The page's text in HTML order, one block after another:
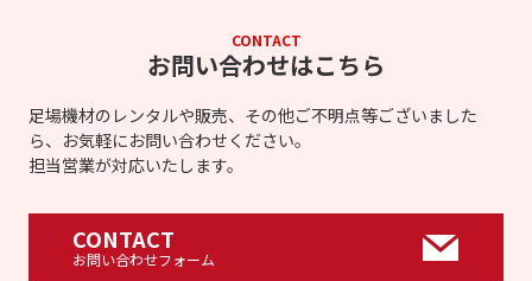
CONTACT
お問い合わせはこちら
足場機材のレンタルや販売、その他ご不明点等ございました
ら、お気軽にお問い合わせください。
担当営業が対応いたします。
CONTACT
お問い合わせフォーム